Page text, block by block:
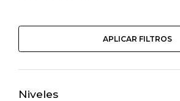
APLICAR FILTROS
Niveles